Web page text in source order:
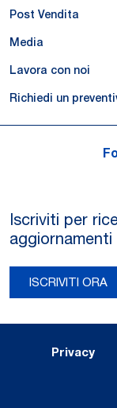
Post Vendita
Media
Lavora con noi
Richiedi un
Iscriviti per
ISCRIVITI ORA
Privacy